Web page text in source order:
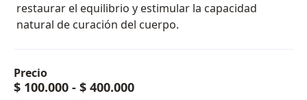
restaurar el equilibrio y estimular la capacidad
natural de curación del cuerpo.
Precio
$ 100.000 - $ 400.000